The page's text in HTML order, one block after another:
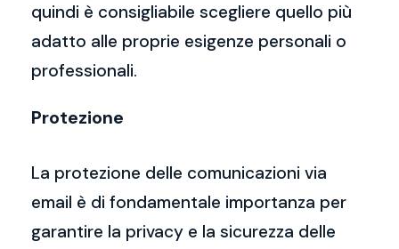
quindi è consigliabile scegliere quello più
adatto alle proprie esigenze personali o
professionali.
Protezione
La protezione delle comunicazioni via
email è di fondamentale importanza per
garantire la privacy e la sicurezza delle